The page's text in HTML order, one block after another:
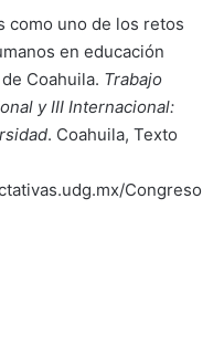
como uno de los retos
en educación
Coahuila. Trabajo
y III Internacional:
. Coahuila, Texto
Congreso